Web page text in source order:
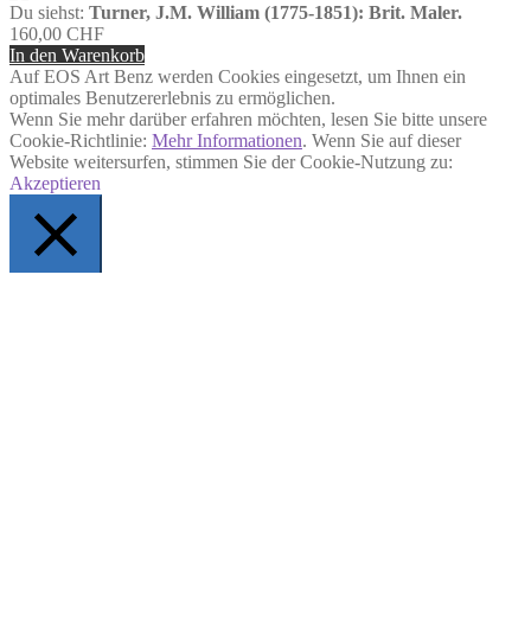
Du siehst: Turner, J.M. William (1775-1851): Brit. Maler.
160,00 CHF
In den Warenkorb
Auf EOS Art Benz werden Cookies eingesetzt, um Ihnen ein
optimales Benutzererlebnis zu ermöglichen.
Wenn Sie mehr darüber erfahren möchten, lesen Sie bitte unsere
Cookie-Richtlinie: Mehr Informationen. Wenn Sie auf dieser
Website weitersurfen, stimmen Sie der Cookie-Nutzung zu:
Akzeptieren